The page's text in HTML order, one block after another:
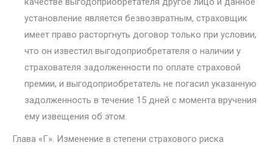
установление является безвозвратным, страховщик
имеет право расторгнуть договор только при условии,
что он известил выгодоприобретателя о наличии у
страхователя задолженности по оплате страховой
премии, и выгодоприобретатель не погасил указанную
задолженность в течение 15 дней с момента вручения
ему извещения об этом.
Глава «Г». Изменение в степени страхового риска